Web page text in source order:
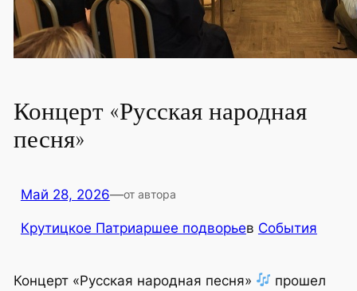
Концерт «Русская народная
песня»
Май 28, 2026—от автора
Крутицкое Патриаршее подворьев События
Концерт «Русская народная песня»
прошел